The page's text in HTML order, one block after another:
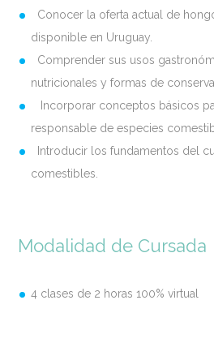
Conocer la oferta actual de
disponible en Uruguay.
Comprender sus usos
nutricionales y formas de
Incorporar conceptos básicos
responsable de especies
Introducir los fundamentos del
comestibles.
Modalidad de Cursada
4 clases de 2 horas 100% virtual